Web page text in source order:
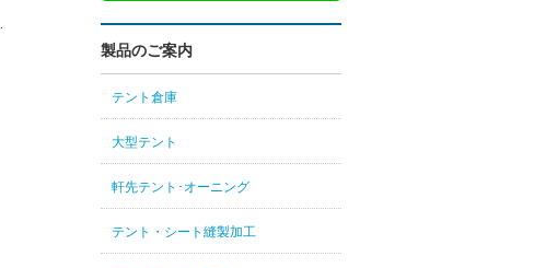
製品のご案内
テント倉庫
大型テント
軒先テント･オーニング
テント・シート縫製加工